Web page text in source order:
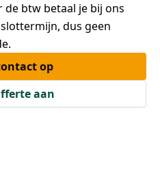
btw betaal je bij ons
dus geen
op
aan